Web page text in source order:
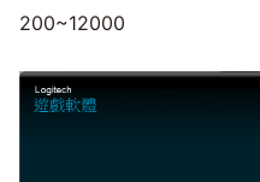
200~12000